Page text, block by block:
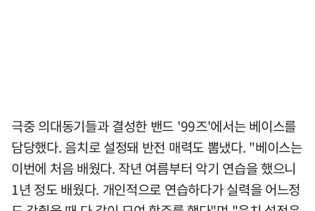
극중 의대동기들과 결성한 밴드 '99즈'에서는 베이스를
담당했다. 음치로 설정돼 반전 매력도 뽐냈다. "베이스는
이번에 처음 배웠다. 작년 여름부터 악기 연습을 했으니
1년 정도 배웠다. 개인적으로 연습하다가 실력을 어느정